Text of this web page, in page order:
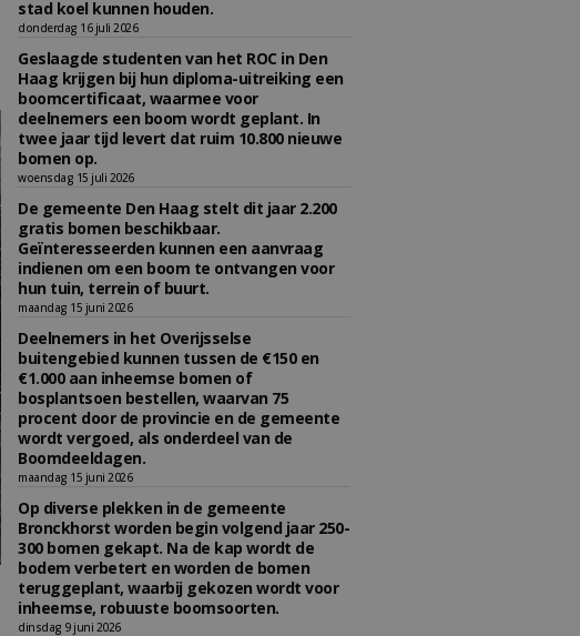
stad koel kunnen houden.
donderdag 16 juli 2026
Geslaagde studenten van het ROC in Den
Haag krijgen bij hun diploma-uitreiking een
boomcertificaat, waarmee voor
deelnemers een boom wordt geplant. In
twee jaar tijd levert dat ruim 10.800 nieuwe
bomen op.
woensdag 15 juli 2026
De gemeente Den Haag stelt dit jaar 2.200
gratis bomen beschikbaar.
Geïnteresseerden kunnen een aanvraag
indienen om een boom te ontvangen voor
hun tuin, terrein of buurt.
maandag 15 juni 2026
Deelnemers in het Overijsselse
buitengebied kunnen tussen de €150 en
€1.000 aan inheemse bomen of
bosplantsoen bestellen, waarvan 75
procent door de provincie en de gemeente
wordt vergoed, als onderdeel van de
Boomdeeldagen.
maandag 15 juni 2026
Op diverse plekken in de gemeente
Bronckhorst worden begin volgend jaar 250-
300 bomen gekapt. Na de kap wordt de
bodem verbetert en worden de bomen
teruggeplant, waarbij gekozen wordt voor
inheemse, robuuste boomsoorten.
dinsdag 9 juni 2026